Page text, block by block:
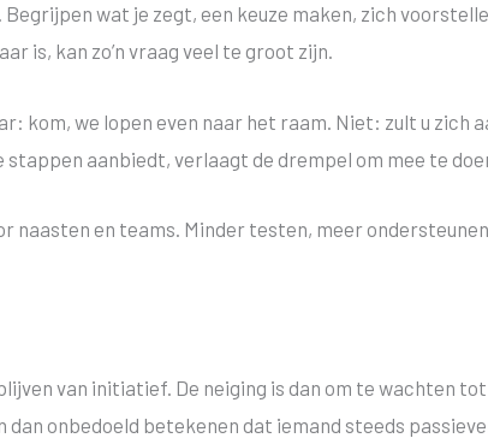
wat je zegt, een keuze maken, zich
is, kan zo’n vraag veel te groot zijn.
kom, we lopen even naar het raam. Niet: zult u zich
aanbiedt, verlaagt de drempel om mee te
naasten en teams. Minder testen, meer
van initiatief. De neiging is dan om te wachten
onbedoeld betekenen dat iemand steeds